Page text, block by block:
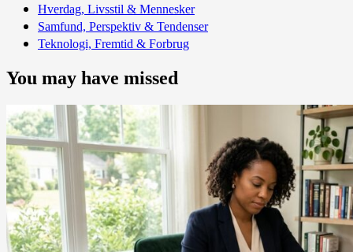
Hverdag, Livsstil & Mennesker
Samfund, Perspektiv & Tendenser
Teknologi, Fremtid & Forbrug
You may have missed